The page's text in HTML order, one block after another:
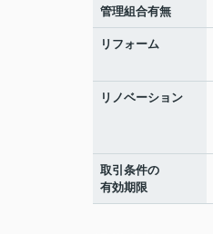
管理組合有無
リフォーム
リノベーション
取引条件の
有効期限